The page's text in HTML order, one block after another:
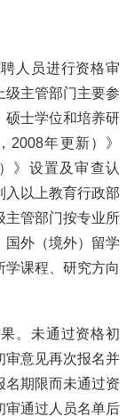
人员进行资格审
级主管部门主要参
硕士学位和培养研
2008年更新）》
》设置及审查认
入以上教育行政部
主管部门按专业所
国外（境外）留学
学课程、研究方向
。未通过资格初
审意见再次报名并
名期限而未通过资
审通过人员名单后